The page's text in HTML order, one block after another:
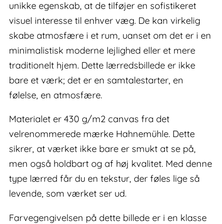
unikke egenskab, at de tilføjer en sofistikeret
visuel interesse til enhver væg. De kan virkelig
skabe atmosfære i et rum, uanset om det er i en
minimalistisk moderne lejlighed eller et mere
traditionelt hjem. Dette lærredsbillede er ikke
bare et værk; det er en samtalestarter, en
følelse, en atmosfære.
Materialet er 430 g/m2 canvas fra det
velrenommerede mærke Hahnemühle. Dette
sikrer, at værket ikke bare er smukt at se på,
men også holdbart og af høj kvalitet. Med denne
type lærred får du en tekstur, der føles lige så
levende, som værket ser ud.
Farvegengivelsen på dette billede er i en klasse